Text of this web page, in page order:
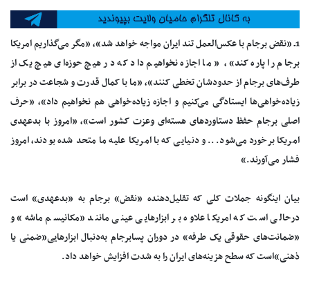
1ـ «نقض برجام با عکس‌العمل تند ایران مواجه خواهد شد»، «مگر می‌گذاریم امریکا
برجام را پاره کند»، « ما اجازه نخواهیم داد که در هیچ حوزه‌ای هیچ یک از
طرف‌های برجام از حدودشان تخطی کنند»، «ما با کمال قدرت و شجاعت در برابر
زیاده‌خواهی‌ها ایستادگی می‌کنیم و اجازه زیاده‌خواهی هم نخواهیم داد»، «حرف
اصلی برجام حفظ دستاوردهای هسته‌ای وعزت کشور است»، «امروز با بدعهدی
امریکا برخورد می‌شود... و دنیایی که با امریکا علیه ما متحد شده بودند، امروز
فشار می‌آورند.»
بیان اینگونه جملات کلی که تقلیل‌دهنده «نقض» برجام به «بدعهدی» است
درحالی است که امریکا علاوه بر ابزارهایی عینی مانند «مکانیسم ماشه» و
«ضمانت‌های حقوقی یک طرفه» در دوران پسابرجام به‌دنبال ابزارهایی«ضمنی یا
ذهنی»است که سطح هزینه‌های ایران را به شدت افزایش خواهد داد.